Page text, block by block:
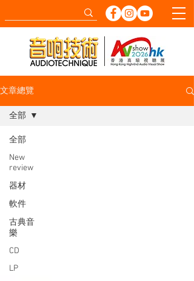
文章總覽
全部
New
review
器材
軟件
古典音
樂
CD
LP
全部